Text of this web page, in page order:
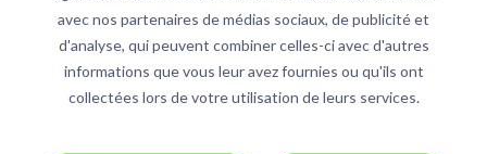
avec nos partenaires de médias sociaux, de publicité et
d'analyse, qui peuvent combiner celles-ci avec d'autres
informations que vous leur avez fournies ou qu'ils ont
collectées lors de votre utilisation de leurs services.